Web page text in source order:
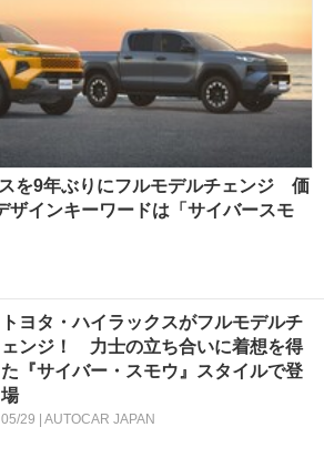
スを9年ぶりにフルモデルチェンジ 価
インキーワードは「サイバースモ
トヨタ・ハイラックスがフルモデルチ
ェンジ！ 力士の立ち合いに着想を得
た『サイバー・スモウ』スタイルで登
場
05/29 | AUTOCAR JAPAN